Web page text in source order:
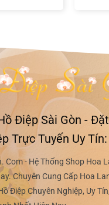
Điệp Sài Gòn -
Trực Tuyến Uy Tín:
Com - Hệ Thống Shop Hoa
Chuyên Cung Cấp Hoa
Điệp Chuyên Nghiệp, Uy